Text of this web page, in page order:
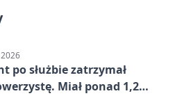
po służbie zatrzymał
Miał ponad 1,2